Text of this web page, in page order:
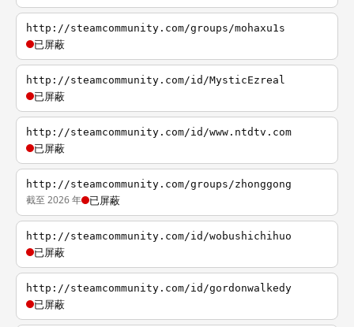
http://steamcommunity.com/groups/mohaxu1s
已屏蔽
http://steamcommunity.com/id/MysticEzreal
已屏蔽
http://steamcommunity.com/id/www.ntdtv.com
已屏蔽
http://steamcommunity.com/groups/zhonggong
截至 2026 年 已屏蔽
http://steamcommunity.com/id/wobushichihuo
已屏蔽
http://steamcommunity.com/id/gordonwalkedy
已屏蔽